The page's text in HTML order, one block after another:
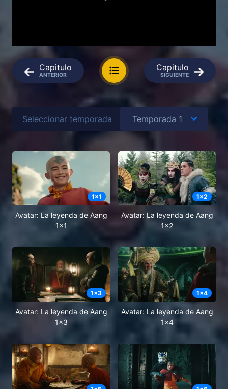
Capitulo
ANTERIOR
Capitulo
SIGUIENTE
Seleccionar temporada
1x1
Avatar: La leyenda de Aang
1x1
1x2
Avatar: La leyenda de Aang
1x2
1x3
Avatar: La leyenda de Aang
1x3
1x4
Avatar: La leyenda de Aang
1x4